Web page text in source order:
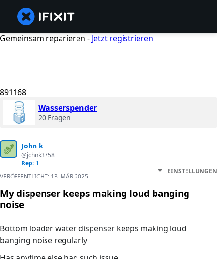
Gemeinsam reparieren - Jetzt registrieren
891168
Wasserspender
20 Fragen
John k
@johnk3758
Rep: 1
VERÖFFENTLICHT: 13. MÄR 2025
EINSTELLUNGEN
My dispenser keeps making loud banging
noise
Bottom loader water dispenser keeps making loud
banging noise regularly